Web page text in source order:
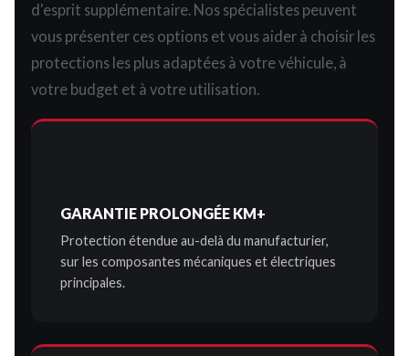
d'esprit supplémentaire. Nos spécialistes peuvent
vous présenter ces options et vous aider à choisir les
protections les plus adaptées à votre véhicule, à
votre budget et à votre utilisation.
GARANTIE PROLONGÉE KM+
Protection étendue au-delà du manufacturier,
sur les composantes mécaniques et électriques
principales.